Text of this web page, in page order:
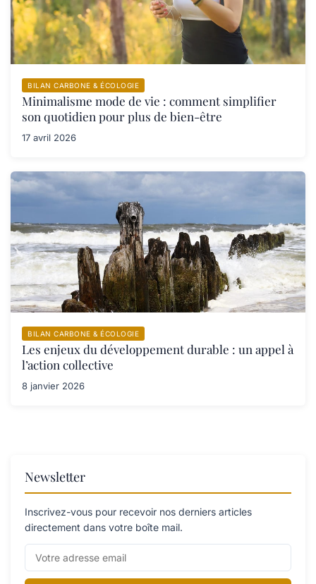
BILAN CARBONE & ÉCOLOGIE
Minimalisme mode de vie : comment simplifier
son quotidien pour plus de bien-être
17 avril 2026
BILAN CARBONE & ÉCOLOGIE
Les enjeux du développement durable : un appel à
l’action collective
8 janvier 2026
Newsletter
Inscrivez-vous pour recevoir nos derniers articles
directement dans votre boîte mail.